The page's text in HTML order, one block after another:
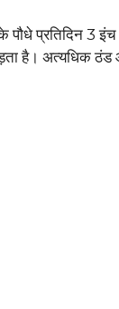
पौधे प्रतिदिन 3
है। अत्यधिक